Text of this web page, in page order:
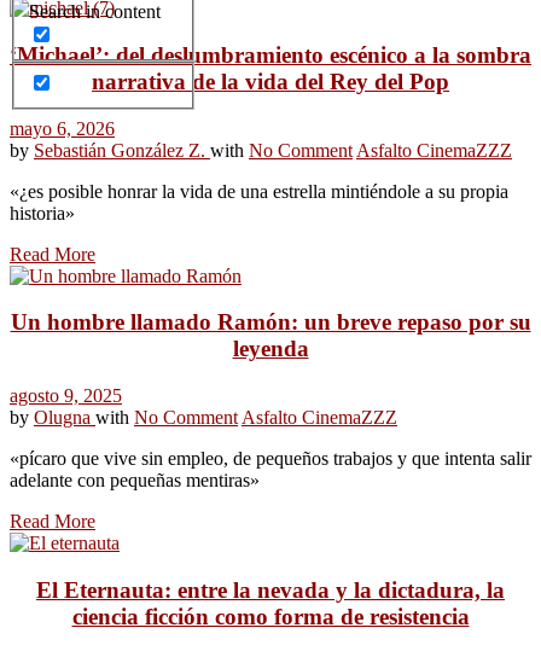
Search in content
‘Michael’: del deslumbramiento escénico a la sombra
narrativa de la vida del Rey del Pop
mayo 6, 2026
by Sebastián González Z. with No Comment Asfalto CinemaZZZ
«¿es posible honrar la vida de una estrella mintiéndole a su propia
historia»
Read More
Un hombre llamado Ramón: un breve repaso por su
leyenda
agosto 9, 2025
by Olugna with No Comment Asfalto CinemaZZZ
«pícaro que vive sin empleo, de pequeños trabajos y que intenta salir
adelante con pequeñas mentiras»
Read More
El Eternauta: entre la nevada y la dictadura, la
ciencia ficción como forma de resistencia